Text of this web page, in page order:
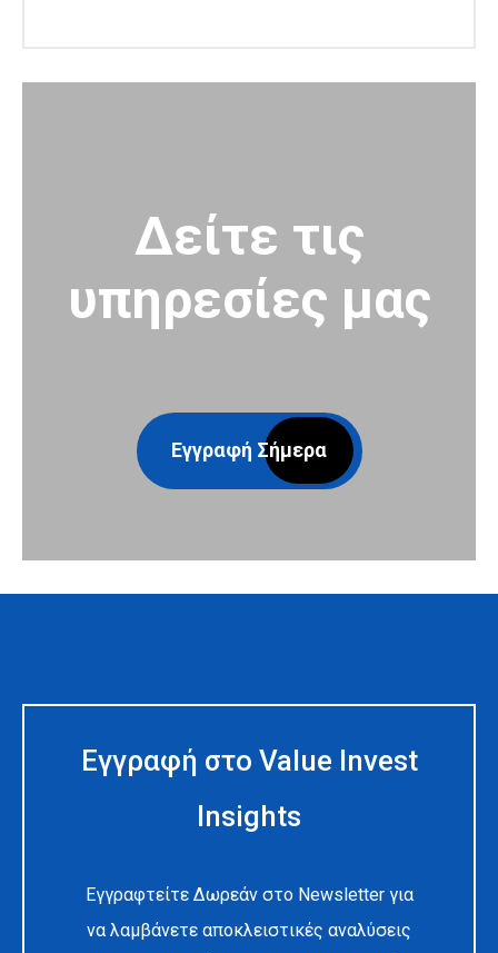
Δείτε τις
υπηρεσίες μας
Εγγραφή Σήμερα
Εγγραφή στο Value Invest
Insights
Εγγραφτείτε Δωρεάν στο Newsletter για
να λαμβάνετε αποκλειστικές αναλύσεις